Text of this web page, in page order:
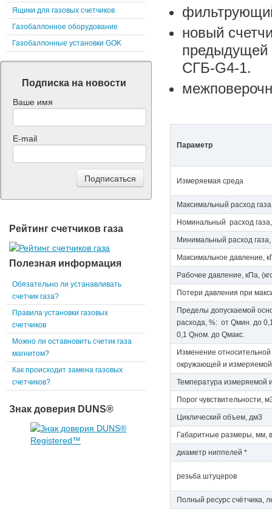
новый
предыдущей
СГБ-G4-1.
Параметр
Измеряемая среда
Максимальный расход
Номинальный расход
Минимальный расход
Максимальное давление,
Рабочее давление, кПа,
Потери давления при
Пределы допускаемой
расхода, %: от Qмин. до
0,1 Qном. до Qмакс.
Изменение
окружающей и
Температура измеряемой
Порог чувствительности,
Циклический объем, дм3
Габаритные размеры, мм,
диаметр ниппелей *
резьба штуцеров
Полный ресурс счётчика,
Ящики для газовых счетчиков
Газобаллонное оборудование
Газобаллонные установки GOK
Подписка на новости
Ваше имя
E-mail
Рейтинг счетчиков газа
Полезная информация
Обязательно ли устанавливать
счетчик газа?
Правила установки газовых
счетчиков
Можно ли оставновить счетик газа
магнитом?
Как происходит замена газовых
счетчиков?
Знак доверия DUNS®